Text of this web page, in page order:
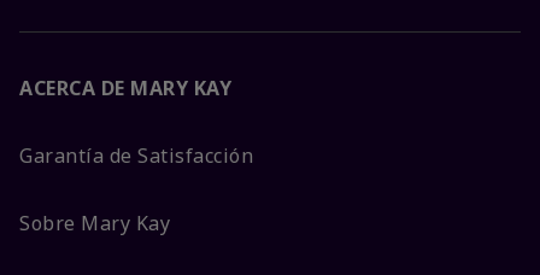
ACERCA DE MARY KAY
Garantía de Satisfacción
Sobre Mary Kay